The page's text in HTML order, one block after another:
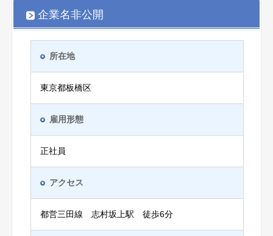
企業名非公開
所在地
東京都板橋区
雇用形態
正社員
アクセス
都営三田線 志村坂上駅 徒歩6分